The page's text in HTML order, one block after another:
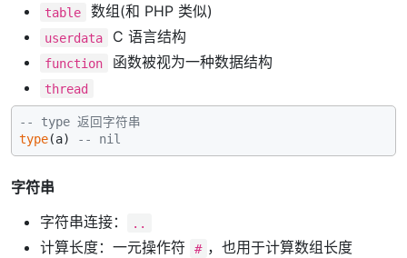
table
数组(和 PHP 类似)
userdata C 语言结构
function 函数被视为一种数据结构
thread
-- type 返回字符串
type(a) -- nil
字符串
字符串连接：
..
计算长度：一元操作符 # ，也用于计算数组长度